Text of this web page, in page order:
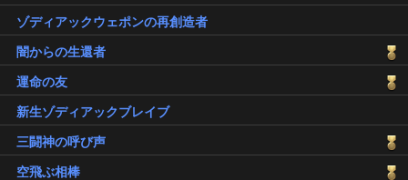
ゾディアックウェポンの再創造者
闇からの生還者
運命の友
新生ゾディアックブレイブ
三闘神の呼び声
空飛ぶ相棒